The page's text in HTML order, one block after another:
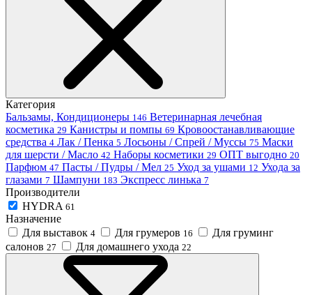
Категория
Бальзамы, Кондиционеры 146 Ветеринарная лечебная
косметика 29 Канистры и помпы 69 Кровоостанавливающие
средства 4 Лак / Пенка 5 Лосьоны / Спрей / Муссы 75 Маски
для шерсти / Масло 42 Наборы косметики 29 ОПТ выгодно 20
Парфюм 47 Пасты / Пудры / Мел 25 Уход за ушами 12 Ухода за
глазами 7 Шампуни 183 Экспресс линька 7
Производители
HYDRA 61
Назначение
Для выставок 4 Для грумеров 16
Для груминг
салонов 27 Для домашнего ухода 22